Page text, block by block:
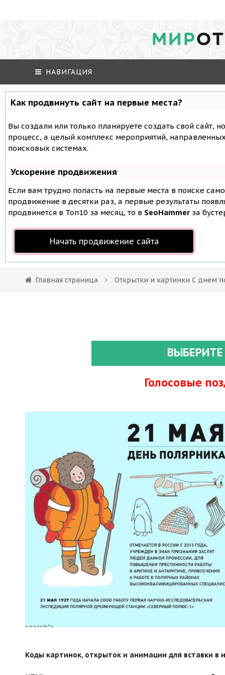
МИР
НАВИГАЦИЯ
Как продвинуть сайт на первые места?
Вы создали или только планируете создать свой сайт,
процесс, а целый комплекс мероприятий,
поисковых системах.
Ускорение продвижения
Если вам трудно попасть на первые места в поиске
продвижение в десятки раз, а первые результаты
продвинется в Топ10 за месяц, то в SeoHammer за
Начать продвижение сайта
Главная страница Открытки и картинки С днем
Голосовые
search">
Коды картинок, открыток и анимации для вставки в